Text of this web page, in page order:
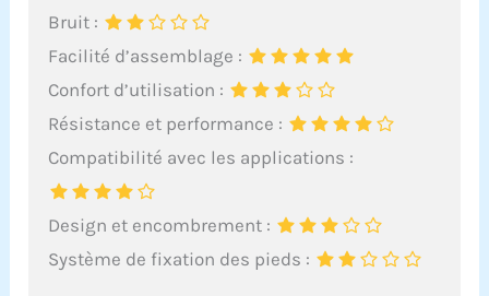
Bruit :
Facilité d’assemblage :
Confort d’utilisation :
Résistance et performance :
Compatibilité avec les applications :
Design et encombrement :
Système de fixation des pieds :